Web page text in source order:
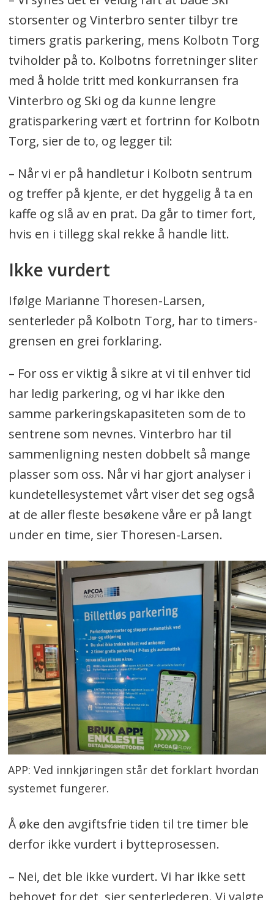
storsenter og Vinterbro senter tilbyr tre
timers gratis parkering, mens Kolbotn Torg
tviholder på to. Kolbotns forretninger sliter
med å holde tritt med konkurransen fra
Vinterbro og Ski og da kunne lengre
gratisparkering vært et fortrinn for Kolbotn
Torg, sier de to, og legger til:
– Når vi er på handletur i Kolbotn sentrum
og treffer på kjente, er det hyggelig å ta en
kaffe og slå av en prat. Da går to timer fort,
hvis en i tillegg skal rekke å handle litt.
Ikke vurdert
Ifølge Marianne Thoresen-Larsen,
senterleder på Kolbotn Torg, har to timers-
grensen en grei forklaring.
– For oss er viktig å sikre at vi til enhver tid
har ledig parkering, og vi har ikke den
samme parkeringskapasiteten som de to
sentrene som nevnes. Vinterbro har til
sammenligning nesten dobbelt så mange
plasser som oss. Når vi har gjort analyser i
kundetellesystemet vårt viser det seg også
at de aller fleste besøkene våre er på langt
under en time, sier Thoresen-Larsen.
APP: Ved innkjøringen står det forklart hvordan
systemet fungerer.
Å øke den avgiftsfrie tiden til tre timer ble
derfor ikke vurdert i bytteprosessen.
– Nei, det ble ikke vurdert. Vi har ikke sett
behovet for det, sier senterlederen. Vi valgte